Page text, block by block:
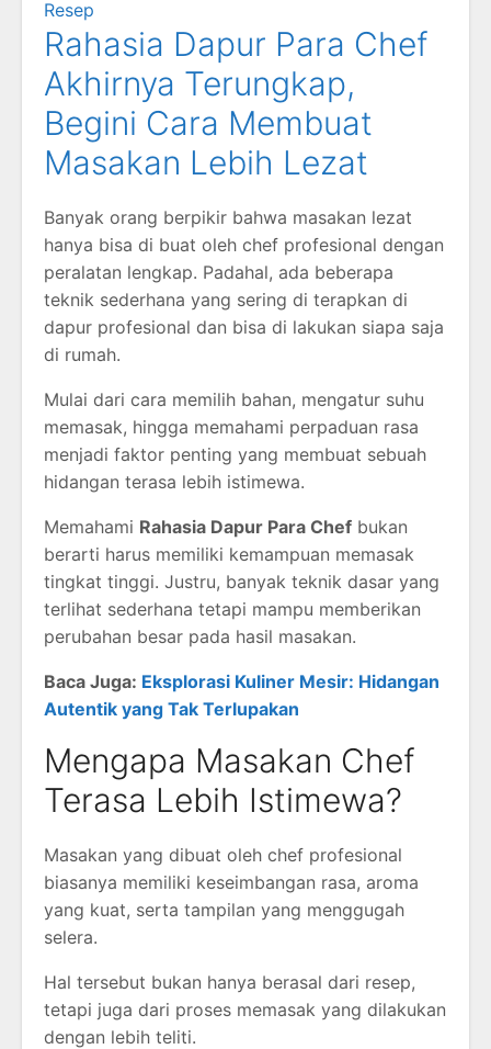
Resep
Rahasia Dapur Para Chef
Akhirnya Terungkap,
Begini Cara Membuat
Masakan Lebih Lezat
Banyak orang berpikir bahwa masakan lezat
hanya bisa di buat oleh chef profesional dengan
peralatan lengkap. Padahal, ada beberapa
teknik sederhana yang sering di terapkan di
dapur profesional dan bisa di lakukan siapa saja
di rumah.
Mulai dari cara memilih bahan, mengatur suhu
memasak, hingga memahami perpaduan rasa
menjadi faktor penting yang membuat sebuah
hidangan terasa lebih istimewa.
Memahami Rahasia Dapur Para Chef bukan
berarti harus memiliki kemampuan memasak
tingkat tinggi. Justru, banyak teknik dasar yang
terlihat sederhana tetapi mampu memberikan
perubahan besar pada hasil masakan.
Baca Juga: Eksplorasi Kuliner Mesir: Hidangan
Autentik yang Tak Terlupakan
Mengapa Masakan Chef
Terasa Lebih Istimewa?
Masakan yang dibuat oleh chef profesional
biasanya memiliki keseimbangan rasa, aroma
yang kuat, serta tampilan yang menggugah
selera.
Hal tersebut bukan hanya berasal dari resep,
tetapi juga dari proses memasak yang dilakukan
dengan lebih teliti.